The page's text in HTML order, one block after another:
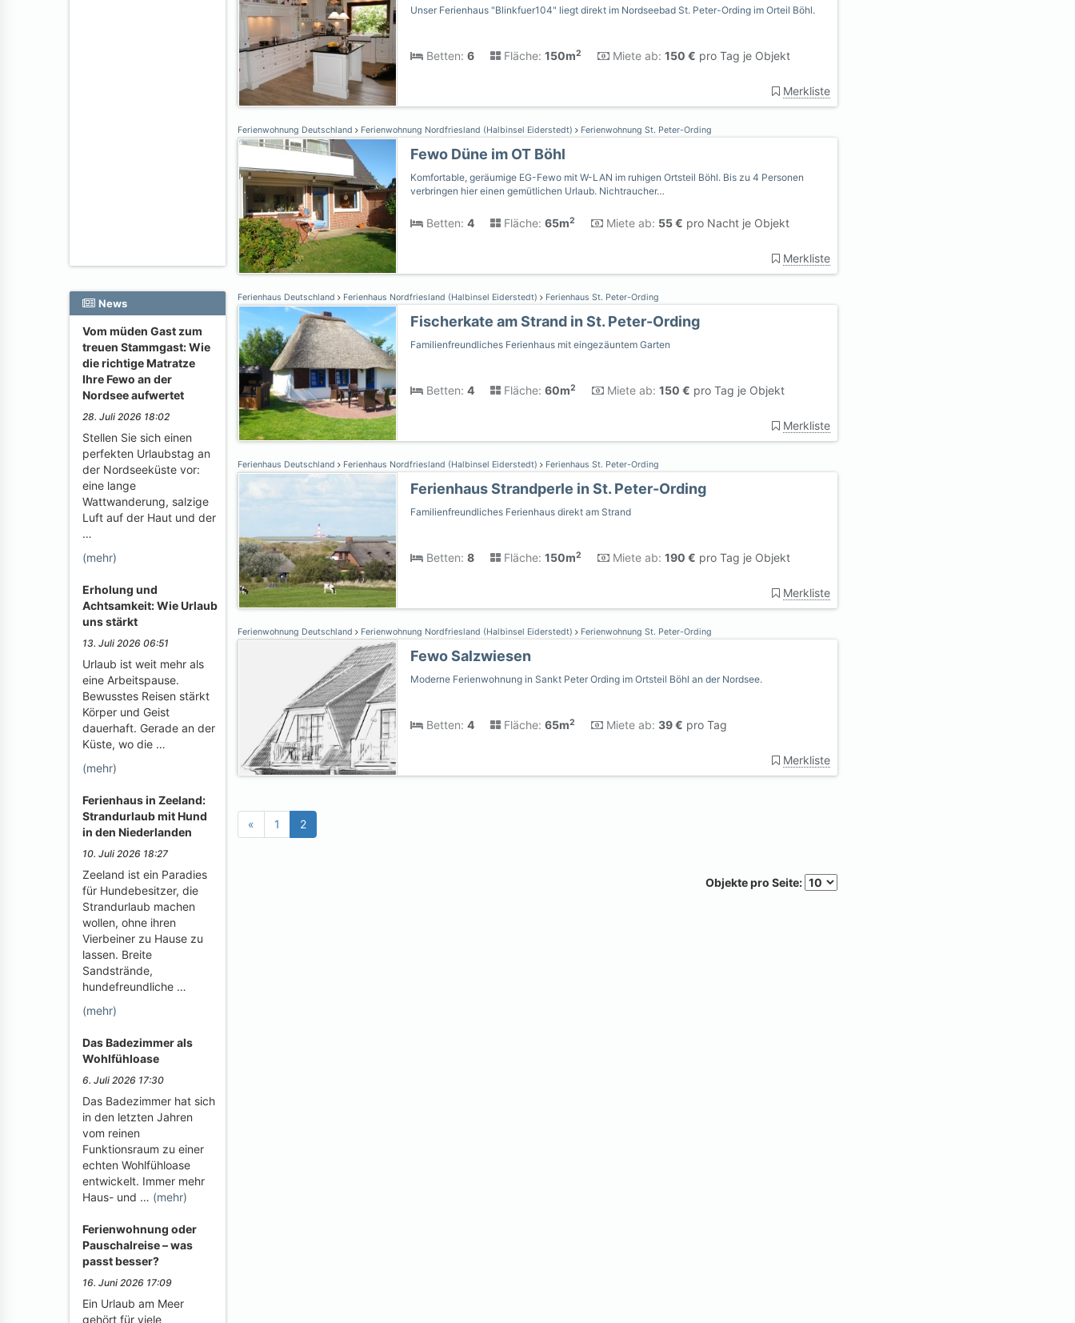
News
Vom müden Gast zum
treuen Stammgast: Wie
die richtige Matratze
Ihre Fewo an der
Nordsee aufwertet
28. Juli 2026 18:02
Stellen Sie sich einen
perfekten Urlaubstag an
der Nordseeküste vor:
eine lange
Wattwanderung, salzige
Luft auf der Haut und der
…
(mehr)
Erholung und
Achtsamkeit: Wie Urlaub
uns stärkt
13. Juli 2026 06:51
Urlaub ist weit mehr als
eine Arbeitspause.
Bewusstes Reisen stärkt
Körper und Geist
dauerhaft. Gerade an der
Küste, wo die …
(mehr)
Ferienhaus in Zeeland:
Strandurlaub mit Hund
in den Niederlanden
10. Juli 2026 18:27
Zeeland ist ein Paradies
für Hundebesitzer, die
Strandurlaub machen
wollen, ohne ihren
Vierbeiner zu Hause zu
lassen. Breite
Sandstrände,
hundefreundliche …
(mehr)
Das Badezimmer als
Wohlfühloase
6. Juli 2026 17:30
Das Badezimmer hat sich
in den letzten Jahren
vom reinen
Funktionsraum zu einer
echten Wohlfühloase
entwickelt. Immer mehr
Haus- und … (mehr)
Ferienwohnung oder
Pauschalreise – was
passt besser?
16. Juni 2026 17:09
Ein Urlaub am Meer
gehört für viele
Unser Ferienhaus "Blinkfuer104" liegt direkt im Nordseebad St. Peter-Ording im Orteil Böhl.
Betten: 6 Fläche: 150m2 Miete ab: 150 € pro Tag je Objekt
Merkliste
Ferienwohnung Deutschland Ferienwohnung Nordfriesland (Halbinsel Eiderstedt) Ferienwohnung St. Peter-Ording
Fewo Düne im OT Böhl
Komfortable, geräumige EG-Fewo mit W-LAN im ruhigen Ortsteil Böhl. Bis zu 4 Personen
verbringen hier einen gemütlichen Urlaub. Nichtraucher…
Betten: 4 Fläche: 65m2 Miete ab: 55 € pro Nacht je Objekt
Merkliste
Ferienhaus Deutschland Ferienhaus Nordfriesland (Halbinsel Eiderstedt) Ferienhaus St. Peter-Ording
Fischerkate am Strand in St. Peter-Ording
Familienfreundliches Ferienhaus mit eingezäuntem Garten
Betten: 4 Fläche: 60m2 Miete ab: 150 € pro Tag je Objekt
Merkliste
Ferienhaus Deutschland Ferienhaus Nordfriesland (Halbinsel Eiderstedt) Ferienhaus St. Peter-Ording
Ferienhaus Strandperle in St. Peter-Ording
Familienfreundliches Ferienhaus direkt am Strand
Betten: 8 Fläche: 150m2 Miete ab: 190 € pro Tag je Objekt
Merkliste
Ferienwohnung Deutschland Ferienwohnung Nordfriesland (Halbinsel Eiderstedt) Ferienwohnung St. Peter-Ording
Fewo Salzwiesen
Moderne Ferienwohnung in Sankt Peter Ording im Ortsteil Böhl an der Nordsee.
Betten: 4 Fläche: 65m2 Miete ab: 39 € pro Tag
Merkliste
« 1 2
Objekte pro Seite: